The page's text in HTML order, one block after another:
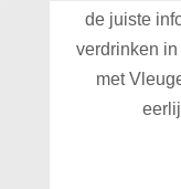
de juiste
verdrinken
met